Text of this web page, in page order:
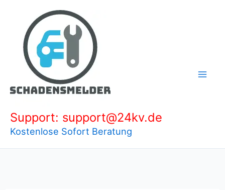
springen
Support: support@24kv.de
Kostenlose Sofort Beratung